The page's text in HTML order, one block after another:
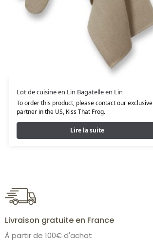
Lot de cuisine en Lin Bagatelle en Lin
To order this product, please contact our exclusive
partner in the US, Kiss That Frog.
Lire la suite
Livraison gratuite en France
À partir de 100€ d'achat